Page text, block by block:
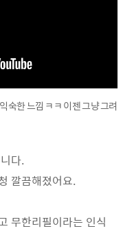
숙한 느낌 ㅋㅋ 이젠 그냥 그려
다.
깔끔해졌어요.
무한리필이라는 인식